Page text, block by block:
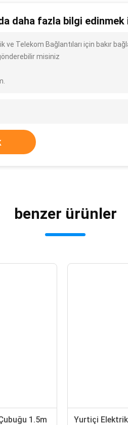
daha fazla bilgi
ve Telekom Bağlantıları için bakır
misiniz
benzer ürünler
1.5m
Yurtiçi